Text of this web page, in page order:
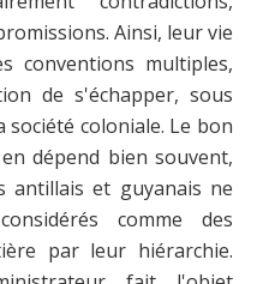
Ainsi, leur vie
conventions multiples,
de s'échapper, sous
coloniale. Le bon
dépend bien souvent,
antillais et guyanais ne
comme des
par leur hiérarchie.